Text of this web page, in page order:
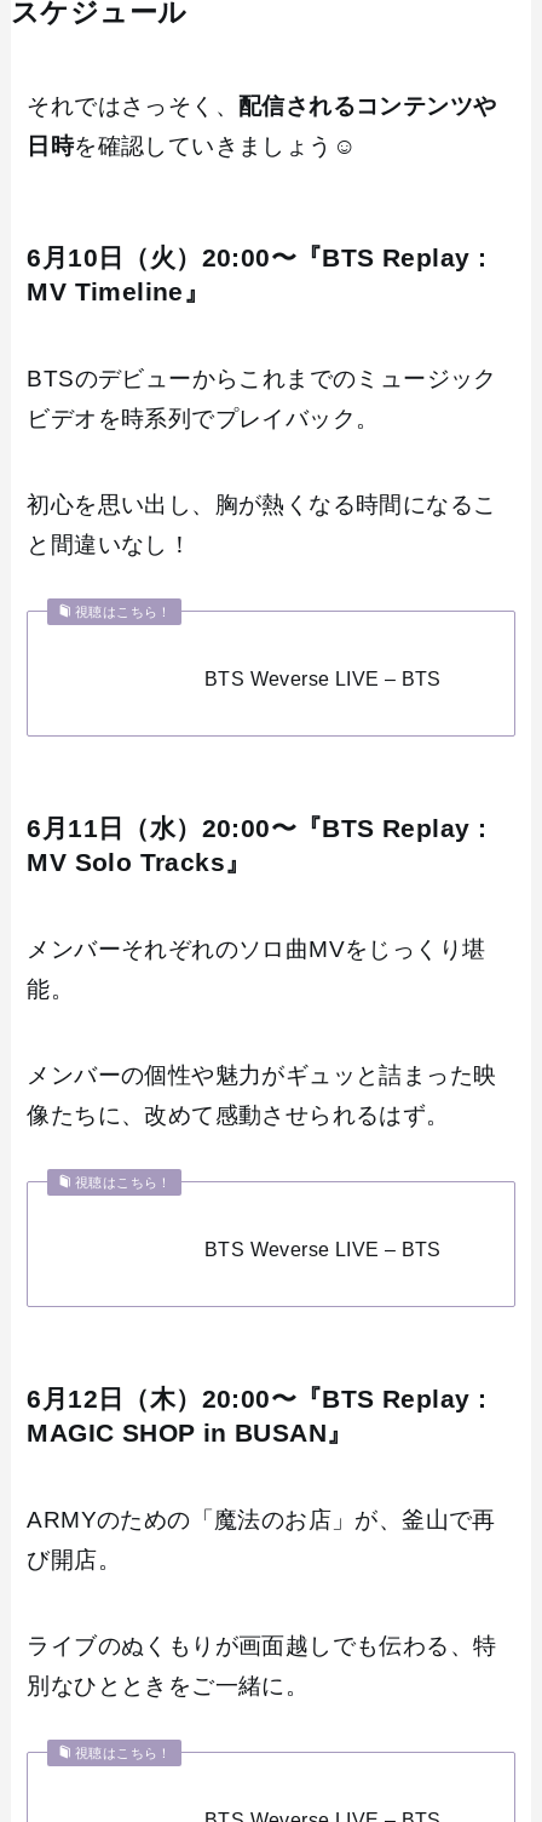
スケジュール
それではさっそく、配信されるコンテンツや
日時を確認していきましょう☺️
6月10日（火）20:00〜『BTS Replay :
MV Timeline』
BTSのデビューからこれまでのミュージック
ビデオを時系列でプレイバック。
初心を思い出し、胸が熱くなる時間になるこ
と間違いなし！
視聴はこちら！
BTS Weverse LIVE – BTS
6月11日（水）20:00〜『BTS Replay :
MV Solo Tracks』
メンバーそれぞれのソロ曲MVをじっくり堪
能。
メンバーの個性や魅力がギュッと詰まった映
像たちに、改めて感動させられるはず。
視聴はこちら！
BTS Weverse LIVE – BTS
6月12日（木）20:00〜『BTS Replay :
MAGIC SHOP in BUSAN』
ARMYのための「魔法のお店」が、釜山で再
び開店。
ライブのぬくもりが画面越しでも伝わる、特
別なひとときをご一緒に。
視聴はこちら！